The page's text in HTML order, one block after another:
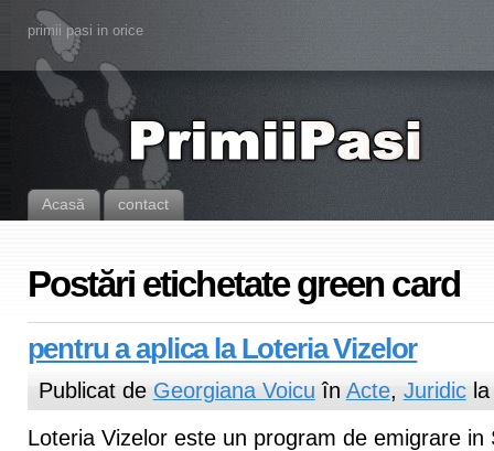
primii pasi in orice
Acasă contact
Postări etichetate green card
pentru a aplica la Loteria Vizelor
Publicat de Georgiana Voicu în Acte, Juridicla
Loteria Vizelor este un program de emigrare in